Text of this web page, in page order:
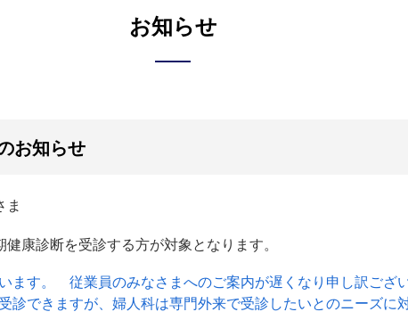
お知らせ
お知らせ
康診断を受診する方が対象となります。
ます。 従業員のみなさまへのご案内が遅くなり申し訳ござい
診できますが、婦人科は専門外来で受診したいとのニーズに